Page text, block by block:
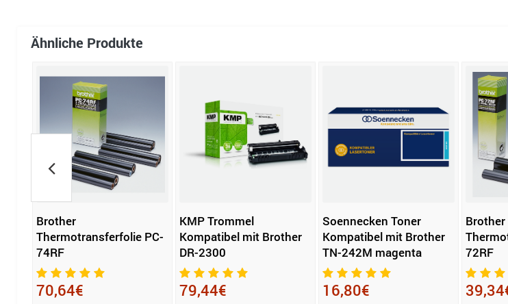
Ähnliche Produkte
Brother
Thermotransferfolie PC-
74RF
70,64€
KMP Trommel
Kompatibel mit Brother
DR-2300
79,44€
Soennecken Toner
Kompatibel mit Brother
TN-242M magenta
16,80€
Brother
72RF